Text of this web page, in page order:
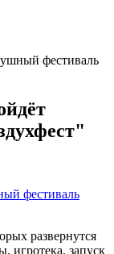
фестиваль
развернутся
игротека, запуск